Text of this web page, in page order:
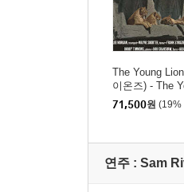
The Young
이온즈) - The
ons [LP]
71,500원 (19%
연주 : Sam